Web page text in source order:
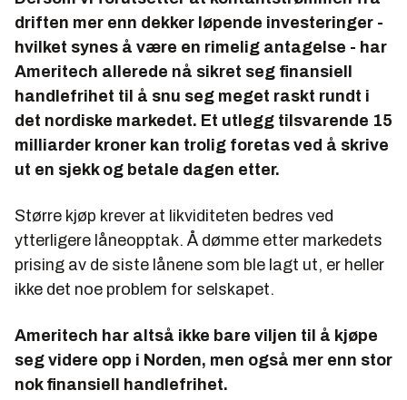
driften mer enn dekker løpende investeringer -
hvilket synes å være en rimelig antagelse - har
Ameritech allerede nå sikret seg finansiell
handlefrihet til å snu seg meget raskt rundt i
det nordiske markedet. Et utlegg tilsvarende 15
milliarder kroner kan trolig foretas ved å skrive
ut en sjekk og betale dagen etter.
Større kjøp krever at likviditeten bedres ved
ytterligere låneopptak. Å dømme etter markedets
prising av de siste lånene som ble lagt ut, er heller
ikke det noe problem for selskapet.
Ameritech har altså ikke bare viljen til å kjøpe
seg videre opp i Norden, men også mer enn stor
nok finansiell handlefrihet.